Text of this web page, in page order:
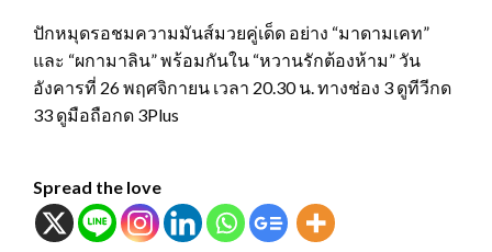
ปักหมุดรอชมความมันส์มวยคู่เด็ด อย่าง “มาดามเคท”
และ “ผกามาลิน” พร้อมกันใน “หวานรักต้องห้าม” วัน
อังคารที่ 26 พฤศจิกายน เวลา 20.30 น. ทางช่อง 3 ดูทีวีกด
33 ดูมือถือกด 3Plus
Spread the love